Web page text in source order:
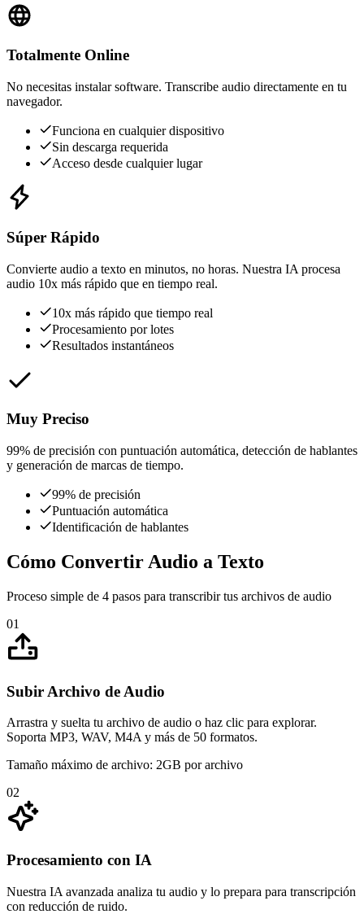
Totalmente Online
No necesitas instalar software. Transcribe audio directamente en tu
navegador.
Funciona en cualquier dispositivo
Sin descarga requerida
Acceso desde cualquier lugar
Súper Rápido
Convierte audio a texto en minutos, no horas. Nuestra IA procesa
audio 10x más rápido que en tiempo real.
10x más rápido que tiempo real
Procesamiento por lotes
Resultados instantáneos
Muy Preciso
99% de precisión con puntuación automática, detección de hablantes
y generación de marcas de tiempo.
99% de precisión
Puntuación automática
Identificación de hablantes
Cómo Convertir Audio a Texto
Proceso simple de 4 pasos para transcribir tus archivos de audio
01
Subir Archivo de Audio
Arrastra y suelta tu archivo de audio o haz clic para explorar.
Soporta MP3, WAV, M4A y más de 50 formatos.
Tamaño máximo de archivo: 2GB por archivo
02
Procesamiento con IA
Nuestra IA avanzada analiza tu audio y lo prepara para transcripción
con reducción de ruido.